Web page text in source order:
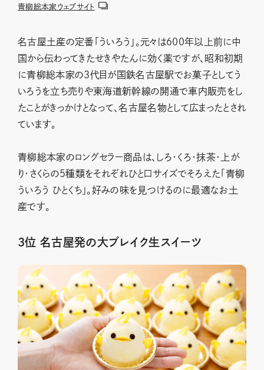
青柳総本家ウェブサイト
名古屋土産の定番「ういろう」。元々は600年以上前に中
国から伝わってきたせきやたんに効く薬ですが、昭和初期
に青柳総本家の3代目が国鉄名古屋駅でお菓子としてう
いろうを立ち売りや東海道新幹線の開通で車内販売をし
たことがきっかけとなって、名古屋名物として広まったとされ
ています。
青柳総本家のロングセラー商品は、しろ・くろ・抹茶・上が
り・さくらの5種類をそれぞれひと口サイズでそろえた「青柳
ういろう ひとくち」。好みの味を見つけるのに最適なお土
産です。
3位 名古屋発の大ブレイク生スイーツ